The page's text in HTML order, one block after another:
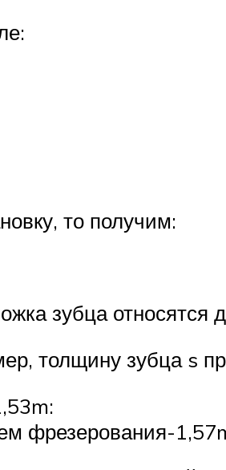
то получим:
зубца относятся
толщину зубца s
фрезерования-